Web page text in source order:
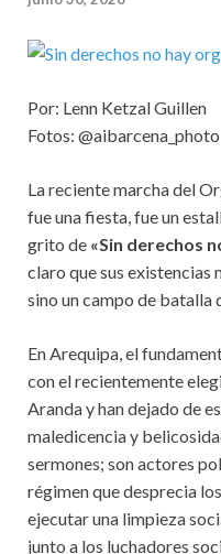
Por: Lenn Ketzal Guillen
Fotos: @aibarcena_photo
La reciente marcha del
fue una fiesta, fue un
grito de «Sin derechos
claro que sus existencias
sino un campo de batalla
En Arequipa, el
con el recientemente
Aranda y han dejado de
maledicencia y
sermones; son actores
régimen que desprecia
ejecutar una limpieza
junto a los luchadores